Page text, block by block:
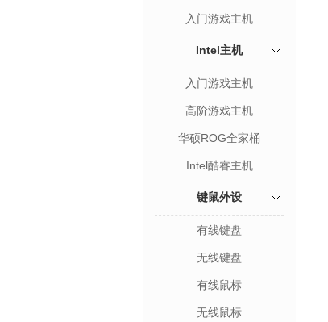
入门游戏主机
Intel主机
入门游戏主机
高阶游戏主机
华硕ROG全家桶
Intel酷睿主机
键鼠外设
有线键盘
无线键盘
有线鼠标
无线鼠标